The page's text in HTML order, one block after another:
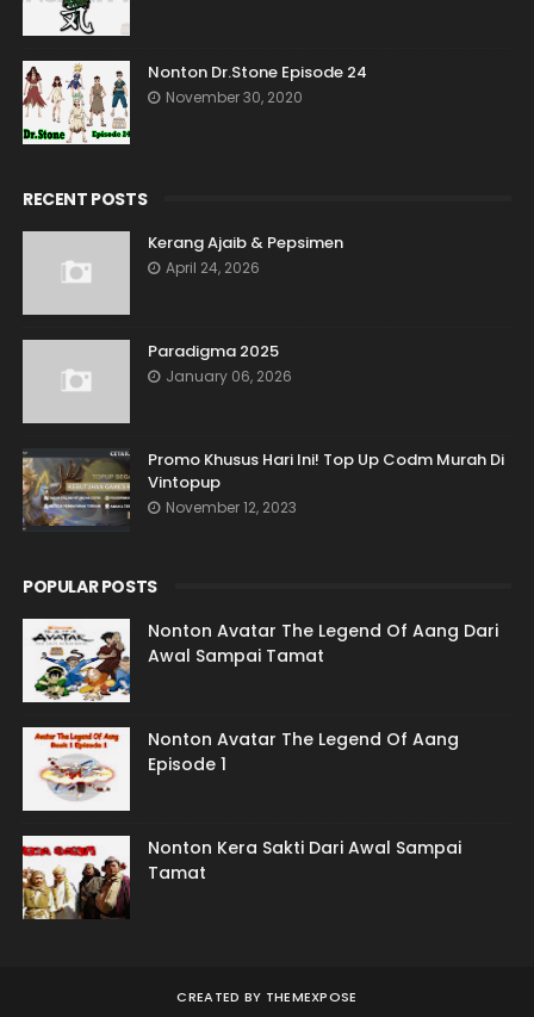
Nonton Dr.Stone Episode 24
November 30, 2020
RECENT POSTS
Kerang Ajaib & Pepsimen
April 24, 2026
Paradigma 2025
January 06, 2026
Promo Khusus Hari Ini! Top Up Codm Murah Di
Vintopup
November 12, 2023
POPULAR POSTS
Nonton Avatar The Legend Of Aang Dari
Awal Sampai Tamat
Nonton Avatar The Legend Of Aang
Episode 1
Nonton Kera Sakti Dari Awal Sampai
Tamat
CREATED BY THEMEXPOSE